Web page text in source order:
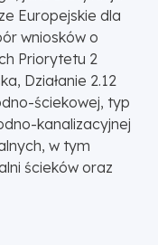
Europejskie dla
wniosków o
Priorytetu 2
Działanie 2.12
ściekowej, typ
kanalizacyjnej
w tym
ścieków oraz